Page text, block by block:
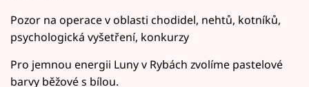
Pozor na operace v oblasti chodidel, nehtů, kotníků,
psychologická vyšetření, konkurzy
Pro jemnou energii Luny v Rybách zvolíme pastelové
barvy běžové s bílou.